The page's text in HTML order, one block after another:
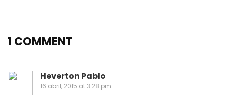
1 COMMENT
Heverton Pablo
16 abril, 2015 at 3:28 pm